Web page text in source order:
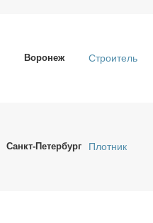
Воронеж Строитель
Санкт-Петербург Плотник